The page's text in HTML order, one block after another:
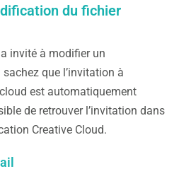
du fichier
invité à modifier un
que l’invitation à
est automatiquement
de retrouver l’invitation dans
Creative Cloud.